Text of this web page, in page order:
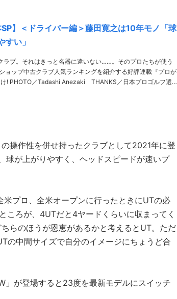
SP】＜ドライバー編＞藤田寛之は10年モノ「球
すい」
ラブ。それはきっと名器に違いない……。そのプロたちが使う
ョップ中古クラブ人気ランキングを紹介する好評連載『プロが
フ選
操作性を併せ持ったクラブとして2021年に登
球が上がりやすく、ヘッドスピードが速いプ
プロ、全米オープンに行ったときにUTの必
ころが、4UTだと4ヤードくらいに収まってく
らのほうが恩恵があるかと考えるとUT。ただ
の中間サイズで自分のイメージにちょうど合
」が登場すると23度を最新モデルにスイッチ